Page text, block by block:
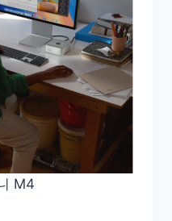
M4